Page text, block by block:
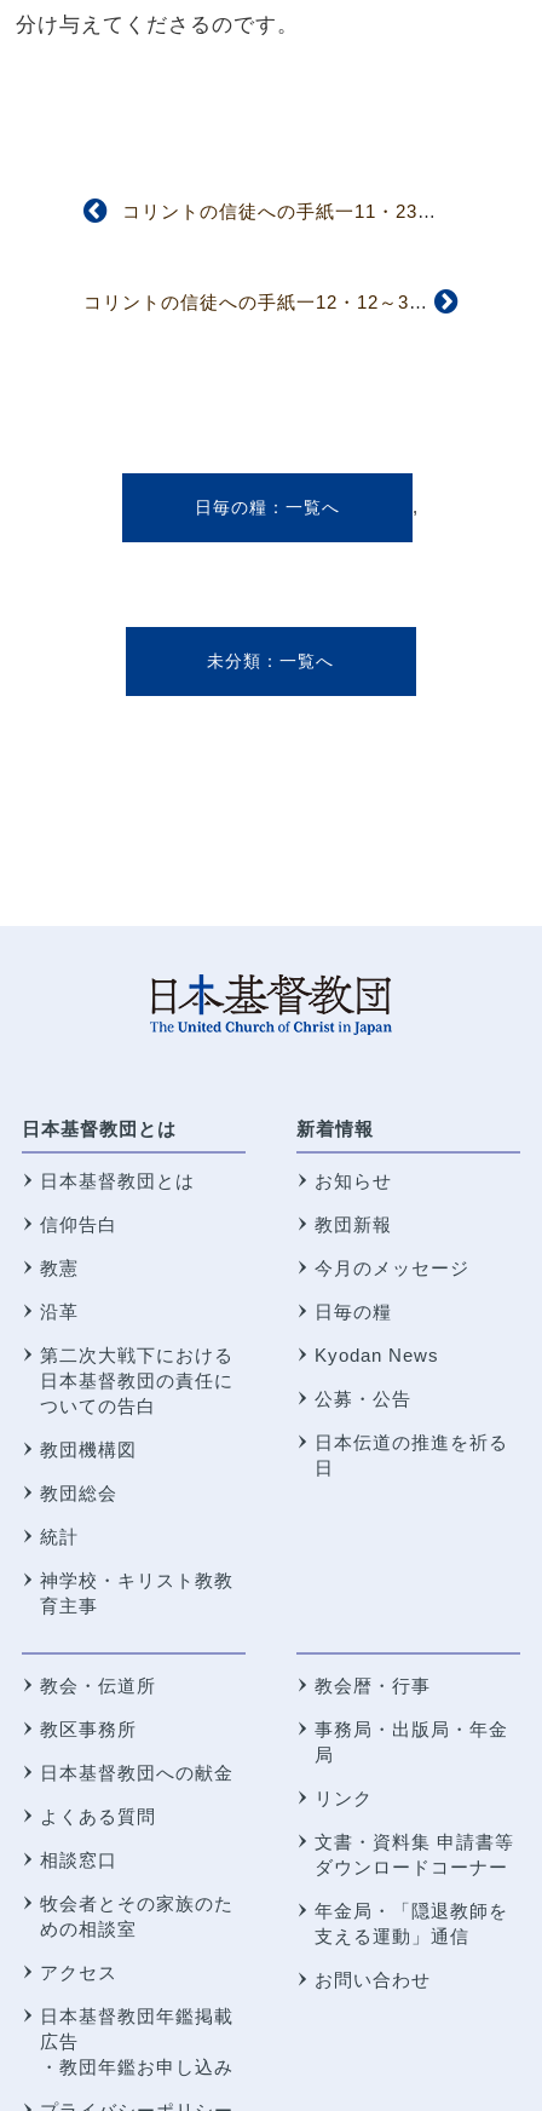
分け与えてくださるのです。
コリントの信徒への手紙一11・23～34
コリントの信徒への手紙一12・12～31
日毎の糧 ,
未分類
日本基督教団とは
日本基督教団とは
信仰告白
教憲
沿革
第二次大戦下における
日本基督教団の責任に
ついての告白
教団機構図
教団総会
統計
神学校・キリスト教教
育主事
新着情報
お知らせ
教団新報
今月のメッセージ
日毎の糧
Kyodan News
公募・公告
日本伝道の推進を祈る
日
教会・伝道所
教区事務所
日本基督教団への献金
よくある質問
相談窓口
牧会者とその家族のた
めの相談室
アクセス
日本基督教団年鑑掲載
広告
・教団年鑑お申し込み
教会暦・行事
事務局・出版局・年金
局
リンク
文書・資料集 申請書等
ダウンロードコーナー
年金局・
「隠退教師を
支える運動」通信
お問い合わせ